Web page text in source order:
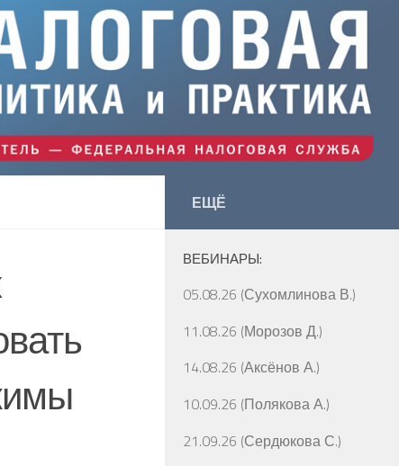
ЕЩЁ
ВЕБИНАРЫ:
05.08.26 (Сухомлинова В.)
11.08.26 (Морозов Д.)
14.08.26 (Аксёнов А.)
10.09.26 (Полякова А.)
21.09.26 (Сердюкова С.)